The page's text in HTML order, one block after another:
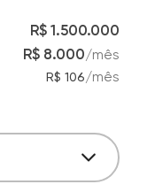
R$ 1.500.000
R$ 8.000/mês
R$ 106/mês